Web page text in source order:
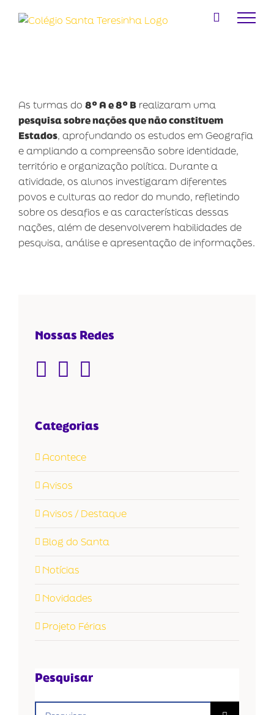
para
As turmas do 8º A e 8º B realizaram uma
pesquisa sobre nações que não constituem
Estados, aprofundando os estudos em Geografia
e ampliando a compreensão sobre identidade,
território e organização política. Durante a
atividade, os alunos investigaram diferentes
povos e culturas ao redor do mundo, refletindo
sobre os desafios e as características dessas
nações, além de desenvolverem habilidades de
pesquisa, análise e apresentação de informações.
Nossas Redes
Categorias
Acontece
Avisos
Avisos / Destaque
Blog do Santa
Notícias
Novidades
Projeto Férias
Pesquisar